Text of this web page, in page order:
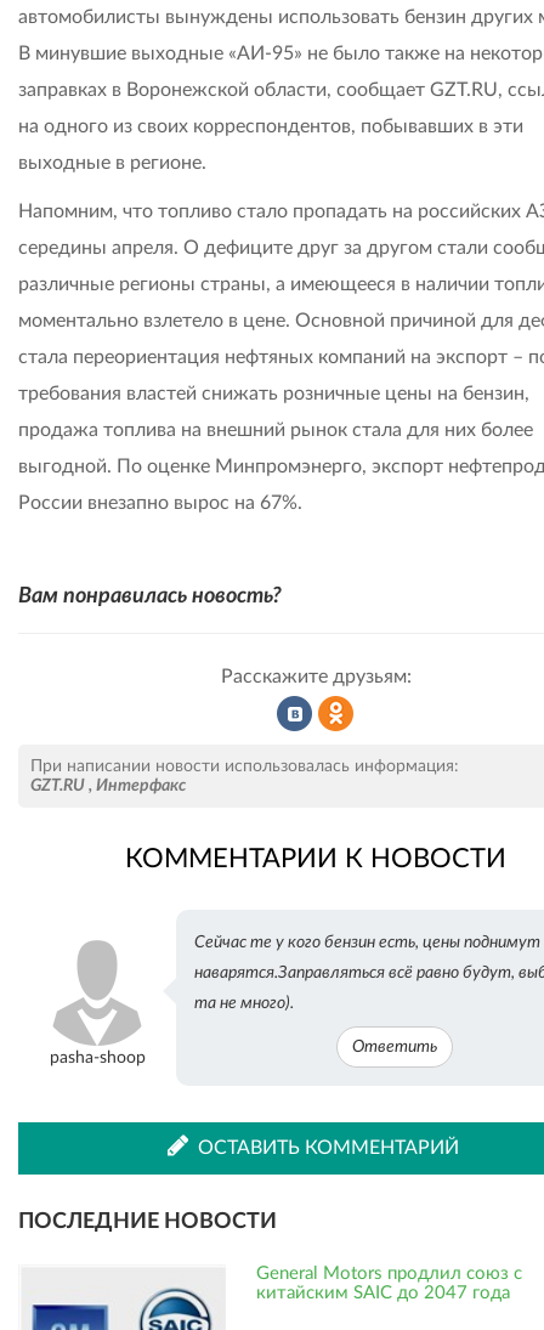
автомобилисты вынуждены использовать бензин других
В минувшие выходные «АИ-95» не было также на
заправках в Воронежской области, сообщает GZT.RU,
на одного из своих корреспондентов, побывавших в эти
выходные в регионе.
Напомним, что топливо стало пропадать на российских
середины апреля. О дефиците друг за другом стали
различные регионы страны, а имеющееся в наличии
моментально взлетело в цене. Основной причиной для
стала переориентация нефтяных компаний на экспорт –
требования властей снижать розничные цены на бензин,
продажа топлива на внешний рынок стала для них более
выгодной. По оценке Минпромэнерго, экспорт
России внезапно вырос на 67%.
Вам понравилась новость?
Расскажите друзьям:
во
ВКонтакте
Одноклассниках
При написании новости использовалась информация:
GZT.RU , Интерфакс
КОММЕНТАРИИ К НОВОСТИ
pasha-shoop
Сейчас те у кого бензин есть, цены поднимут
наварятся.Заправляться всё равно будут,
та не много).
Ответить
ОСТАВИТЬ КОММЕНТАРИЙ
ПОСЛЕДНИЕ НОВОСТИ
General Motors продлил союз с
китайским SAIC до 2047 года